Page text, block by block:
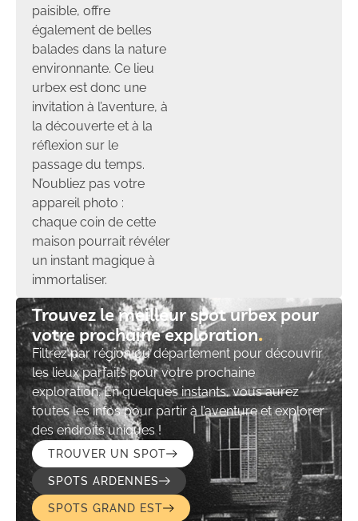
paisible, offre
également de belles
balades dans la nature
environnante. Ce lieu
urbex est donc une
invitation à l’aventure, à
la découverte et à la
réflexion sur le
passage du temps.
N’oubliez pas votre
appareil photo :
chaque coin de cette
maison pourrait révéler
un instant magique à
immortaliser.
Trouvez le meilleur spot urbex pour
votre prochaine exploration​
Filtrez par région ou département pour découvrir
les lieux parfaits pour votre prochaine
exploration. En quelques instants, vous aurez
toutes les infos pour partir à l’aventure et explorer
des endroits uniques !
TROUVER UN SPOT
SPOTS ARDENNES
SPOTS GRAND EST